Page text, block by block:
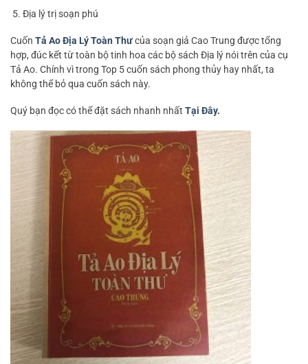
Địa lý trị soạn phú
Cuốn Tả Ao Địa Lý Toàn Thưcủa soạn giả Cao Trung được tổng
hợp, đúc kết từ toàn bộ tinh hoa các bộ sách Địa lý nói trên của cụ
Tả Ao. Chính vì trong Top 5 cuốn sách phong thủy hay nhất, ta
không thể bỏ qua cuốn sách này.
Quý bạn đọc có thể đặt sách nhanh nhất Tại Đây.